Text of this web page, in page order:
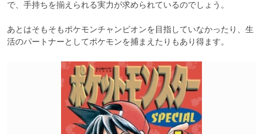
で、手持ちを揃えられる実力が求められているのでしょう。
あとはそもそもポケモンチャンピオンを目指していなかったり、生